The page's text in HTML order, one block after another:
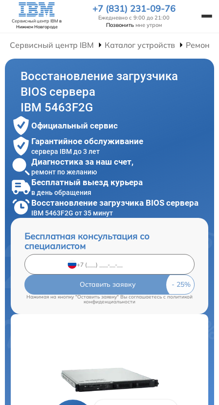
Сервисный центр IBM в
Нижнем Новгороде
+7 (831) 231-09-76
Ежедневно с 9:00 до 21:00
Позвонить мне утром
Сервисный центр IBM Каталог устройств Ремонт
Восстановление загрузчика
BIOS сервера
IBM 5463F2G
Официальный сервис
Гарантийное обслуживание
сервера IBM до 3 лет
Диагностика за наш счет,
ремонт по желанию
Бесплатный выезд курьера
в день обращения
Восстановление загрузчика BIOS сервера
IBM 5463F2G от 35 минут
Бесплатная консультация со
специалистом
Оставить заявку
Нажимая на кнопку "Оставить заявку" Вы соглашаетесь c политикой
конфиденциальности